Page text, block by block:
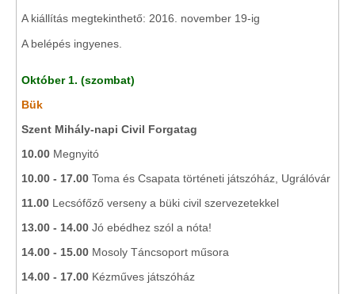
A kiállítás megtekinthető: 2016. november 19-ig
A belépés ingyenes.
Október 1. (szombat)
Bük
Szent Mihály-napi Civil Forgatag
10.00 Megnyitó
10.00 - 17.00 Toma és Csapata történeti játszóház, Ugrálóvár
11.00 Lecsófőző verseny a büki civil szervezetekkel
13.00 - 14.00 Jó ebédhez szól a nóta!
14.00 - 15.00 Mosoly Táncsoport műsora
14.00 - 17.00 Kézműves játszóház